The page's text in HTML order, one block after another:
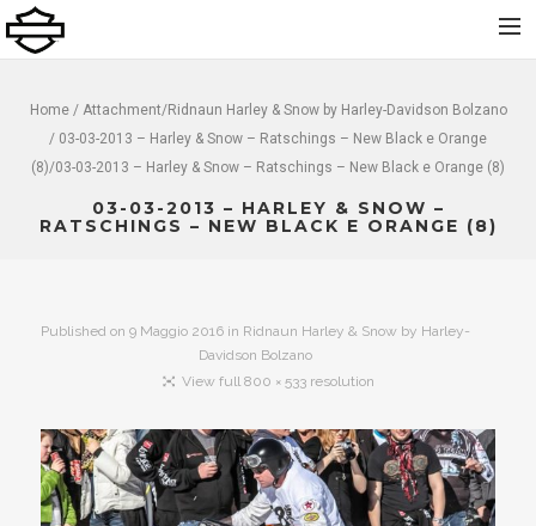
Chi Siamo
Usato
Abbigliamento e Accessori
Dolomiti Chapter
Finance
Home/ Attachment/Ridnaun Harley & Snow by Harley-Davidson Bolzano
/ 03-03-2013 – Harley & Snow – Ratschings – New Black e Orange
(8)/03-03-2013 – Harley & Snow – Ratschings – New Black e Orange (8)
03-03-2013 – HARLEY & SNOW –
RATSCHINGS – NEW BLACK E ORANGE (8)
Published on9 Maggio 2016 in Ridnaun Harley & Snow by Harley-
Davidson Bolzano
View full 800 × 533 resolution